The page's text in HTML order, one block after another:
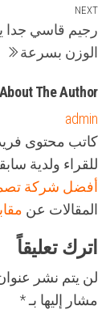
تصفّح
المقالات
Next
Post
NEXT
رجيم قاسي
الوزن بسرعة
About The Author
admin
كاتب محتوى
للقراء ولدية
أفضل شركة
المقالات عن
اترك تعليقاً
لن يتم نشر
مشار إليها بـ*